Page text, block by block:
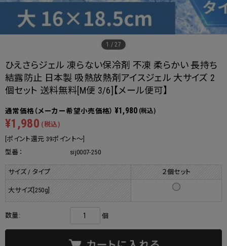
1 /27
ひえさらジェル 凍らない保冷剤 不凍 柔らかい 長持ち
結露防止 日本製 吸熱放熱剤アイスジェル 大サイズ 2
個セット 送料無料[M便 3/6]【メール便可】
¥1,980 (税込)
¥1,980 (税込)
[ポイント還元 39ポイント～]
型番：
sij0007-250
サイズ / タイプ ２個セット
大サイズ[250g]
数量: 個